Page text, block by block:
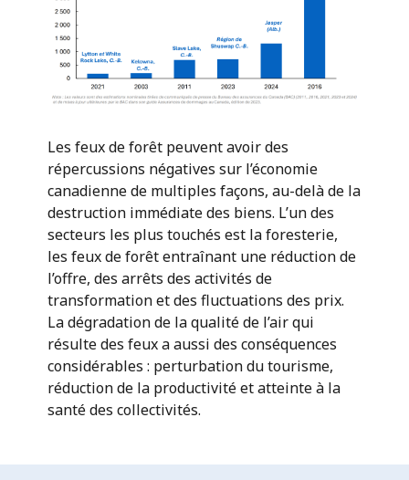
Les feux de forêt peuvent avoir des
répercussions négatives sur l’économie
canadienne de multiples façons, au-delà de la
destruction immédiate des biens. L’un des
secteurs les plus touchés est la foresterie,
les feux de forêt entraînant une réduction de
l’offre, des arrêts des activités de
transformation et des fluctuations des prix.
La dégradation de la qualité de l’air qui
résulte des feux a aussi des conséquences
considérables : perturbation du tourisme,
réduction de la productivité et atteinte à la
santé des collectivités.